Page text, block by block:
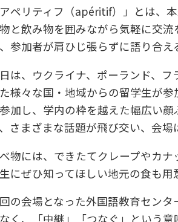
アペリティフ（apéritif）」とは、
と飲み物を囲みながら気軽に交
参加者が肩ひじ張らずに語り合え
は、ウクライナ、ポーランド、
様々な国・地域からの留学生が
加し、学内の枠を越えた幅広い
さまざまな話題が飛び交い、会
物には、できたてクレープやカ
にぜひ知ってほしい地元の食も
の会場となった外国語教育セン
く、「中継」「つなぐ」という